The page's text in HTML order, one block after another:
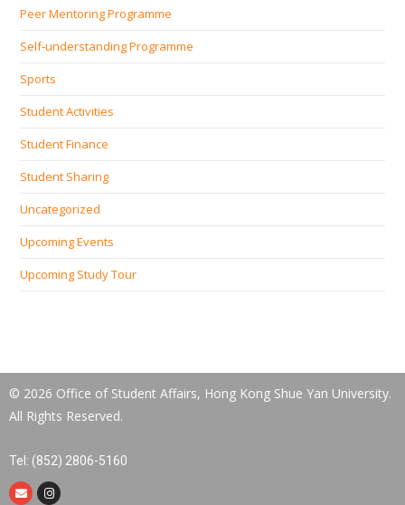
Peer Mentoring Programme
Self‐understanding Programme
Sports
Student Activities
Student Finance
Student Sharing
Uncategorized
Upcoming Events
Upcoming Study Tour
© 2026 Office of Student Affairs, Hong Kong Shue Yan University.
All Rights Reserved.
Tel: (852) 2806-5160